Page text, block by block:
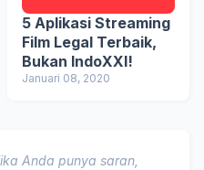
5 Aplikasi Streaming
Film Legal Terbaik,
Bukan IndoXXI!
Januari 08, 2020
Anda punya saran,